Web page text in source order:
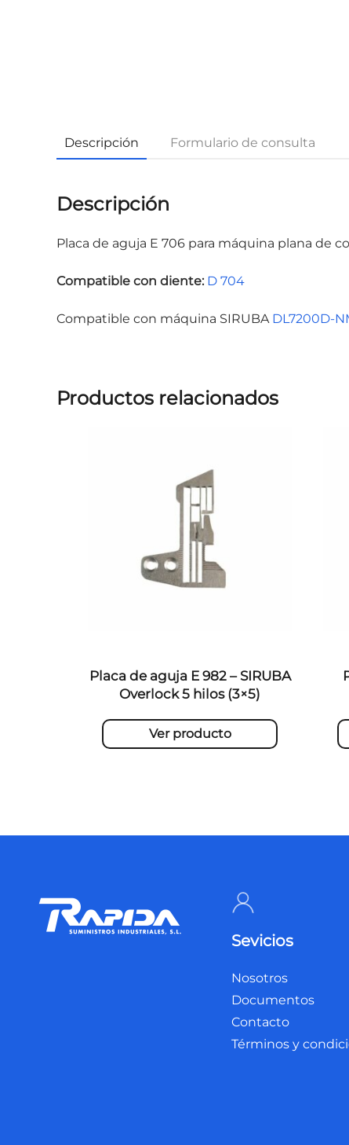
Descripción Formulario de consulta
Descripción
Placa de aguja E 706 para máquina plana de
Compatible con diente: D 704
Compatible con máquina SIRUBA DL7200D-
Productos relacionados
Placa de aguja E 982 – SIRUBA
Overlock 5 hilos (3×5)
Ver producto
Sevicios
Nosotros
Documentos
Contacto
Términos y